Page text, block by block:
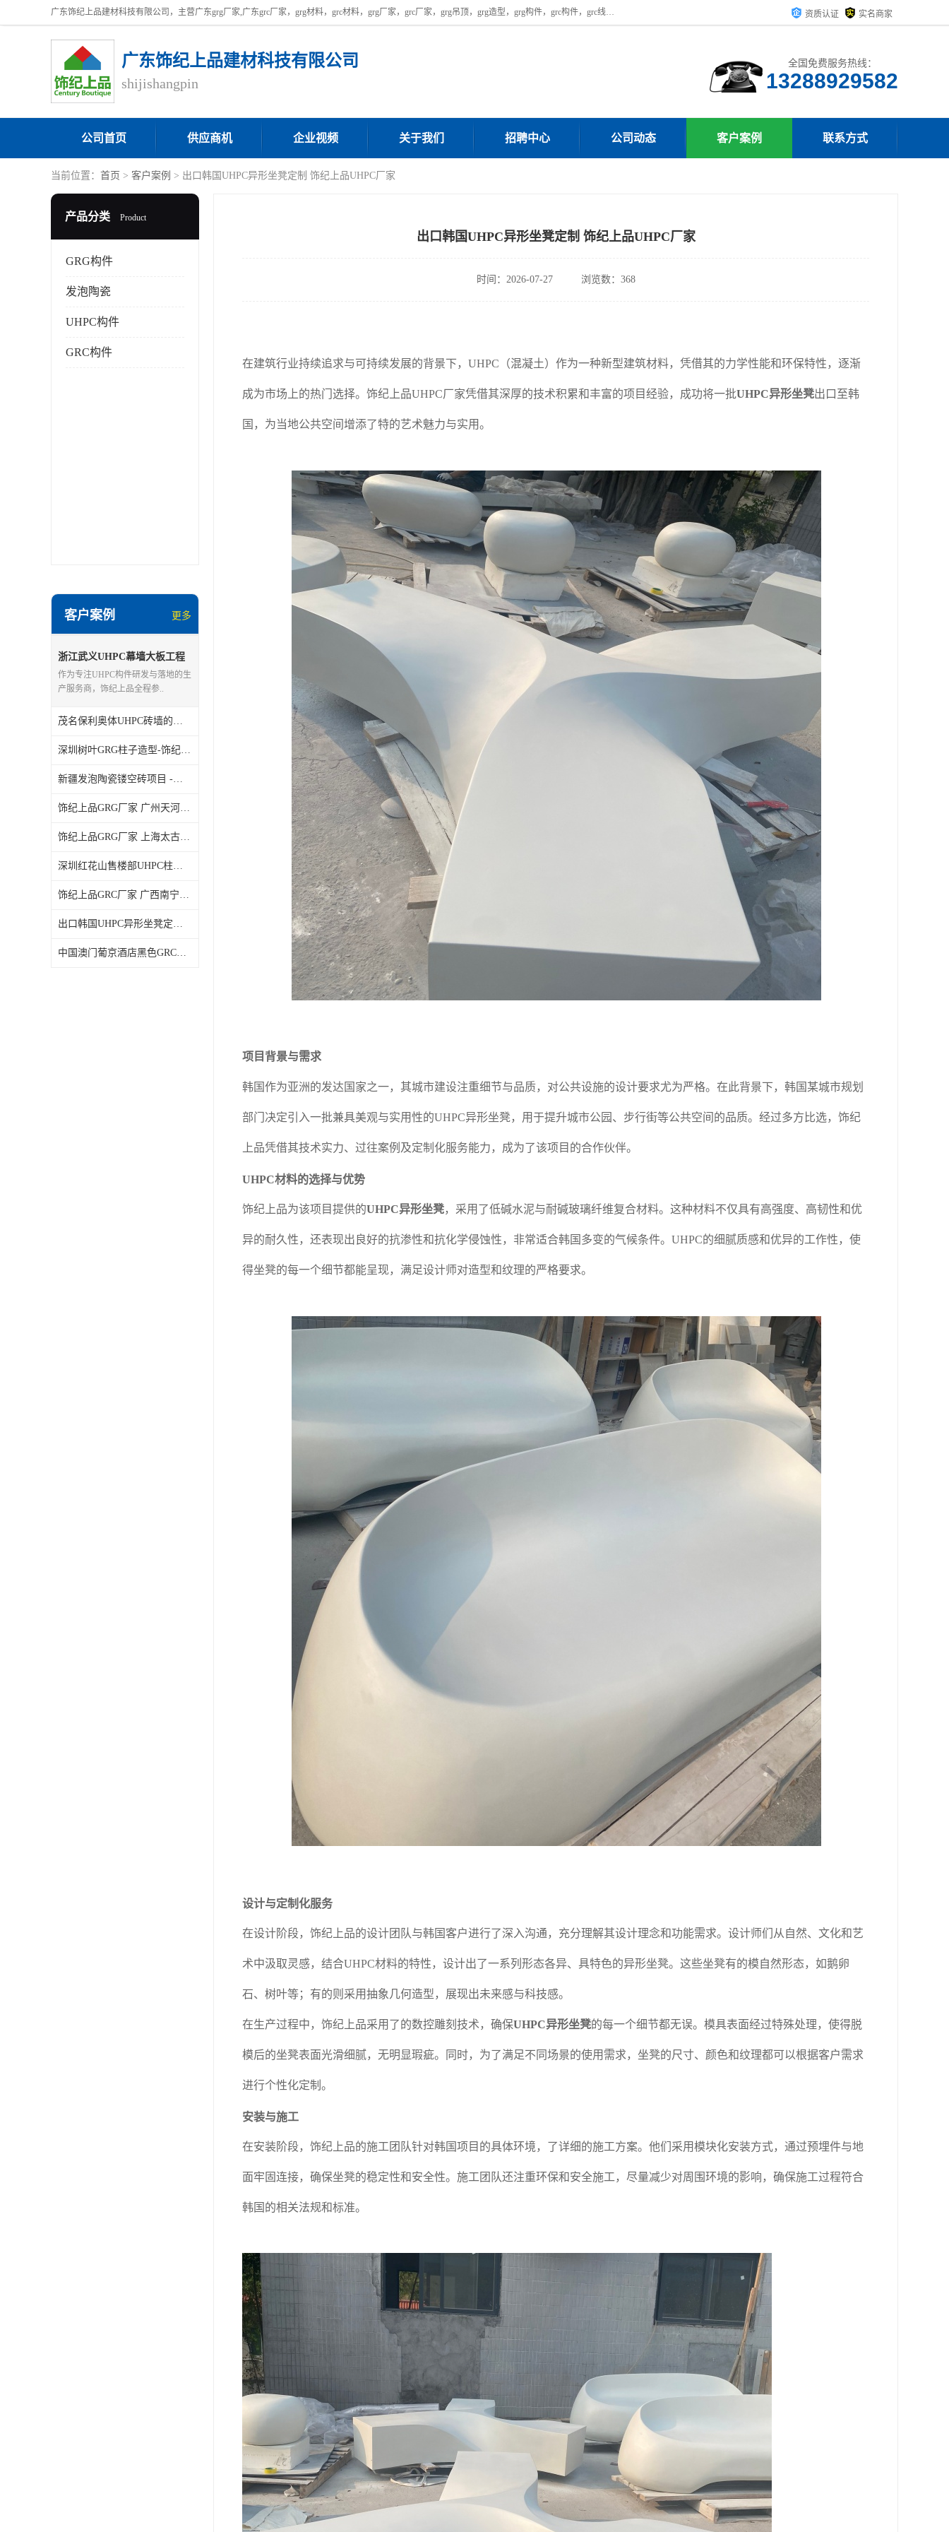
广东饰纪上品建材科技有限公司，主营广东grg厂家,广东grc厂家，grg材料，grc材料，grg厂家，grc厂家，grg吊顶，grg造型，grg构件，grc构件，grc线条，grc构件厂家,，grg材料生产厂家，grg材料定制，uhpc，uhpc厂家，uhpc外墙挂板，uhpc镂空幕墙板，厂房位于广东清远，如果您对我公司的产品服务感兴趣，请联系我们。 资质认证 实名商家
广东饰纪上品建材科技有限公司
shijishangpin
全国免费服务热线：
13288929582
公司首页 供应商机 企业视频 关于我们 招聘中心 公司动态 客户案例 联系方式
当前位置： 首页 > 客户案例 > 出口韩国UHPC异形坐凳定制 饰纪上品UHPC厂家
产品分类 Product
GRG构件
发泡陶瓷
UHPC构件
GRC构件
客户案例 更多
浙江武义UHPC幕墙大板工程
落地纪实 饰纪上品UHPC厂家
作为专注UHPC构件研发与落地的生
产服务商，饰纪上品全程参..
茂名保利奥体UHPC砖墙的工程 UHPC生产厂家饰纪上品
深圳树叶GRG柱子造型-饰纪上品GRG厂家
新疆发泡陶瓷镂空砖项目 -饰纪上品发泡陶瓷厂家
饰纪上品GRG厂家 广州天河区少年宫GRG报告厅工程案例
饰纪上品GRG厂家 上海太古里异形GRG背景墙工程
深圳红花山售楼部UHPC柱子门头造型工程案例 UHPC厂家
饰纪上品GRC厂家 广西南宁站GRC异形坐凳定制工程
出口韩国UHPC异形坐凳定制 饰纪上品UHPC厂家
中国澳门葡京酒店黑色GRC花钵造型 清远GRC生产厂家饰纪上品工程
出口韩国UHPC异形坐凳定制 饰纪上品UHPC厂家
时间：2026-07-27 浏览数：368
在建筑行业持续追求与可持续发展的背景下，UHPC（混凝土）作为一种新型建筑材料，凭借其的力学性能和环保特性，逐渐
成为市场上的热门选择。饰纪上品UHPC厂家凭借其深厚的技术积累和丰富的项目经验，成功将一批UHPC异形坐凳出口至韩
国，为当地公共空间增添了特的艺术魅力与实用。
项目背景与需求
韩国作为亚洲的发达国家之一，其城市建设注重细节与品质，对公共设施的设计要求尤为严格。在此背景下，韩国某城市规划
部门决定引入一批兼具美观与实用性的UHPC异形坐凳，用于提升城市公园、步行街等公共空间的品质。经过多方比选，饰纪
上品凭借其技术实力、过往案例及定制化服务能力，成为了该项目的合作伙伴。
UHPC材料的选择与优势
饰纪上品为该项目提供的UHPC异形坐凳，采用了低碱水泥与耐碱玻璃纤维复合材料。这种材料不仅具有高强度、高韧性和优
异的耐久性，还表现出良好的抗渗性和抗化学侵蚀性，非常适合韩国多变的气候条件。UHPC的细腻质感和优异的工作性，使
得坐凳的每一个细节都能呈现，满足设计师对造型和纹理的严格要求。
设计与定制化服务
在设计阶段，饰纪上品的设计团队与韩国客户进行了深入沟通，充分理解其设计理念和功能需求。设计师们从自然、文化和艺
术中汲取灵感，结合UHPC材料的特性，设计出了一系列形态各异、具特色的异形坐凳。这些坐凳有的模自然形态，如鹅卵
石、树叶等；有的则采用抽象几何造型，展现出未来感与科技感。
在生产过程中，饰纪上品采用了的数控雕刻技术，确保UHPC异形坐凳的每一个细节都无误。模具表面经过特殊处理，使得脱
模后的坐凳表面光滑细腻，无明显瑕疵。同时，为了满足不同场景的使用需求，坐凳的尺寸、颜色和纹理都可以根据客户需求
进行个性化定制。
安装与施工
在安装阶段，饰纪上品的施工团队针对韩国项目的具体环境，了详细的施工方案。他们采用模块化安装方式，通过预埋件与地
面牢固连接，确保坐凳的稳定性和安全性。施工团队还注重环保和安全施工，尽量减少对周围环境的影响，确保施工过程符合
韩国的相关法规和标准。